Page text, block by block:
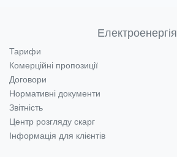
Електроенергія
Тарифи
Комерційні пропозиції
Договори
Нормативні документи
Звітність
Центр розгляду скарг
Інформація для клієнтів